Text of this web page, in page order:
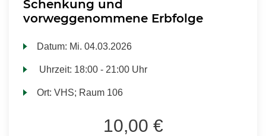
Schenkung und
vorweggenommene Erbfolge
Datum: Mi. 04.03.2026
Uhrzeit: 18:00 - 21:00 Uhr
Ort:VHS; Raum 106
10,00 €